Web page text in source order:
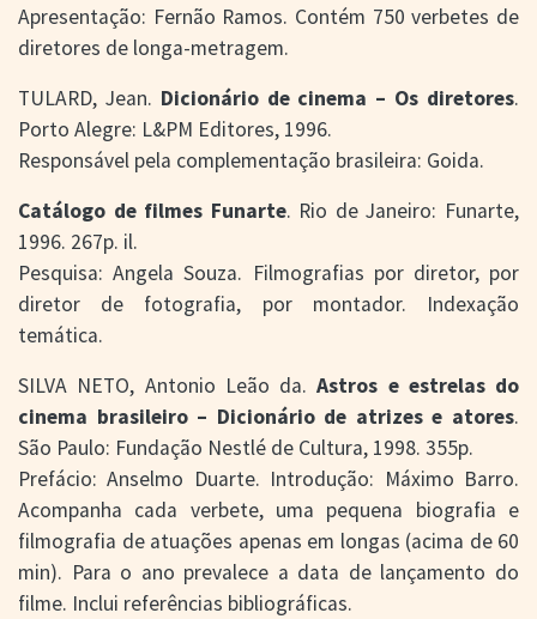
Apresentação: Fernão Ramos. Contém 750 verbetes de
diretores de longa-metragem.
TULARD, Jean. Dicionário de cinema – Os diretores.
Porto Alegre: L&PM Editores, 1996.
Responsável pela complementação brasileira: Goida.
Catálogo de filmes Funarte. Rio de Janeiro: Funarte,
1996. 267p. il.
Pesquisa: Angela Souza. Filmografias por diretor, por
diretor de fotografia, por montador. Indexação
temática.
SILVA NETO, Antonio Leão da.Astros e estrelas do
cinema brasileiro – Dicionário de atrizes e atores.
São Paulo: Fundação Nestlé de Cultura, 1998. 355p.
Prefácio: Anselmo Duarte. Introdução: Máximo Barro.
Acompanha cada verbete, uma pequena biografia e
filmografia de atuações apenas em longas (acima de 60
min). Para o ano prevalece a data de lançamento do
filme. Inclui referências bibliográficas.